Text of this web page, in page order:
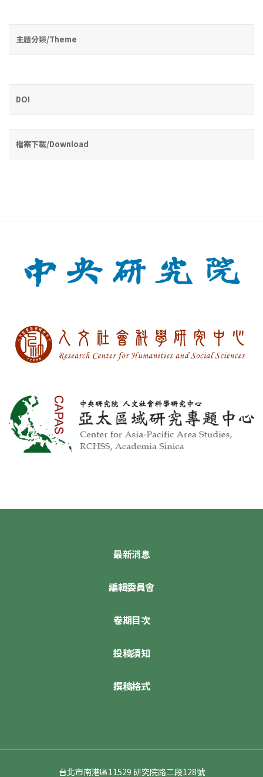
主題分類/Theme
DOI
檔案下載/Download
最新消息
編輯委員會
卷期目次
投稿須知
撰稿格式
台北市南港區11529 研究院路二段128號